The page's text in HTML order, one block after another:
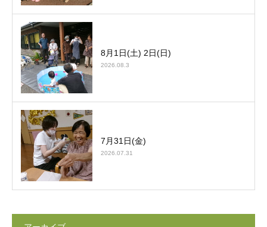
8月1日(土) 2日(日)
2026.08.3
7月31日(金)
2026.07.31